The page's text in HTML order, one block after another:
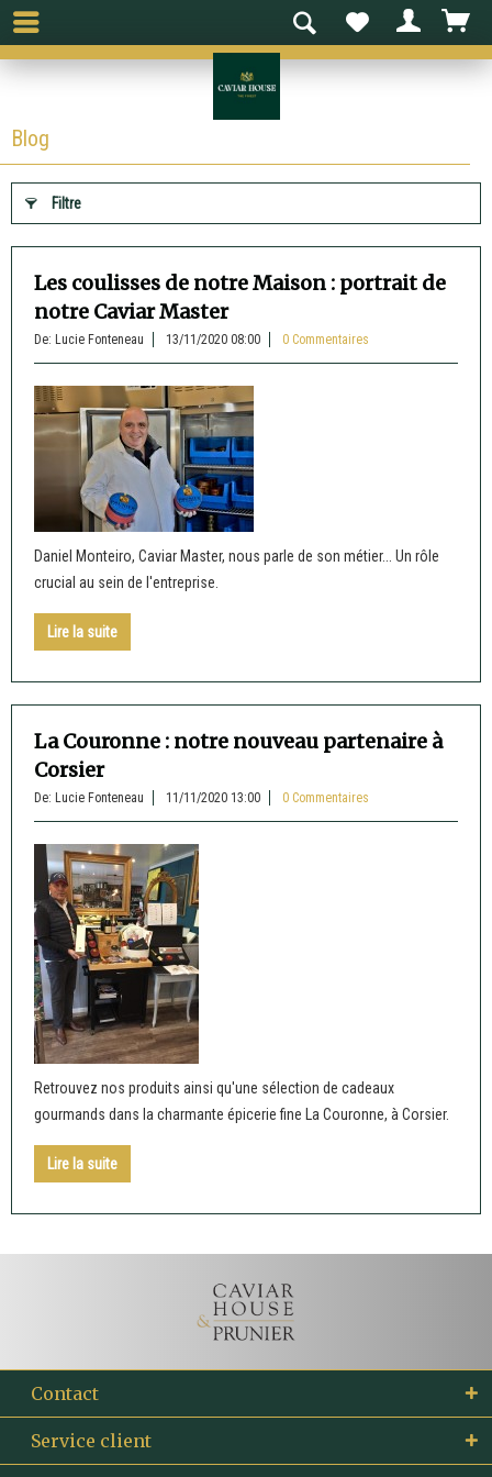
Blog
Filtre
Les coulisses de notre Maison : portrait de
notre Caviar Master
De: Lucie Fonteneau 13/11/2020 08:00 0 Commentaires
Daniel Monteiro, Caviar Master, nous parle de son métier... Un rôle
crucial au sein de l'entreprise.
Lire la suite
La Couronne : notre nouveau partenaire à
Corsier
De: Lucie Fonteneau 11/11/2020 13:00 0 Commentaires
Retrouvez nos produits ainsi qu'une sélection de cadeaux
gourmands dans la charmante épicerie fine La Couronne, à Corsier.
Lire la suite
Contact
Service client